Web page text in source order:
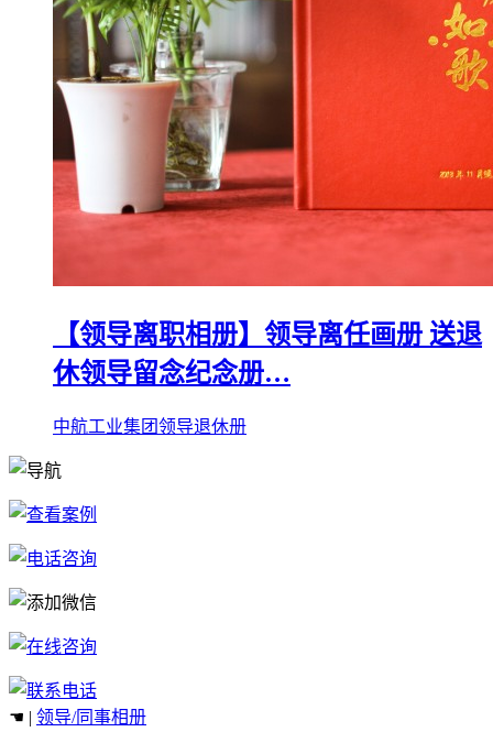
【领导离职相册】领导离任画册 送退
休领导留念纪念册…
中航工业集团领导退休册
☚ | 领导/同事相册